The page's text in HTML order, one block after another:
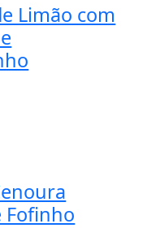
Limão com
Fofinho